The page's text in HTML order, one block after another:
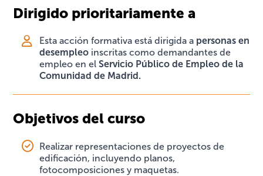
Dirigido prioritariamente a
Esta acción formativa está dirigida a personas en
desempleo inscritas como demandantes de
empleo en elServicio Público de Empleo de la
Comunidad de Madrid.
Objetivos del curso
Realizar representaciones de proyectos de
edificación, incluyendo planos,
fotocomposiciones y maquetas.